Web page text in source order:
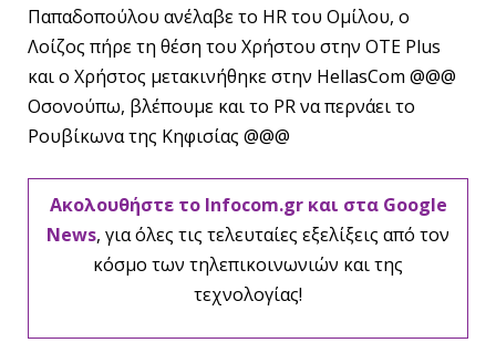
Παπαδοπούλου ανέλαβε το HR του Ομίλου, ο
Λοίζος πήρε τη θέση του Χρήστου στην OTE Plus
και ο Χρήστος μετακινήθηκε στην HellasCom @@@
Οσονούπω, βλέπουμε και το PR να περνάει το
Ρουβίκωνα της Κηφισίας @@@
Ακολουθήστε το Infocom.gr και στα Google
News, για όλες τις τελευταίες εξελίξεις από τον
κόσμο των τηλεπικοινωνιών και της
τεχνολογίας!